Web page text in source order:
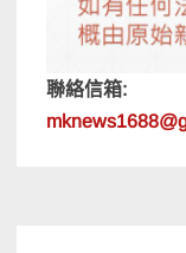
聯絡信箱: